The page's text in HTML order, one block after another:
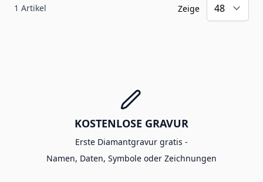
1 Artikel Zeige
KOSTENLOSE GRAVUR
Erste Diamantgravur gratis -
Namen, Daten, Symbole oder Zeichnungen